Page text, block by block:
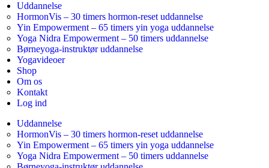
Uddannelse
HormonVis – 30 timers hormon-reset uddannelse
Yin Empowerment – 65 timers yin yoga uddannelse
Yoga Nidra Empowerment – 50 timers uddannelse
Børneyoga-instruktør uddannelse
Yogavideoer
Shop
Om os
Kontakt
Log ind
Uddannelse
HormonVis – 30 timers hormon-reset uddannelse
Yin Empowerment – 65 timers yin yoga uddannelse
Yoga Nidra Empowerment – 50 timers uddannelse